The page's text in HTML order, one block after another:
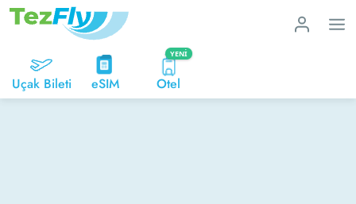
Uçak Bileti eSIM
YENI
Otel